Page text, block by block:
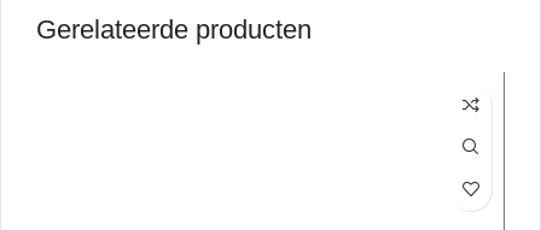
Gerelateerde producten